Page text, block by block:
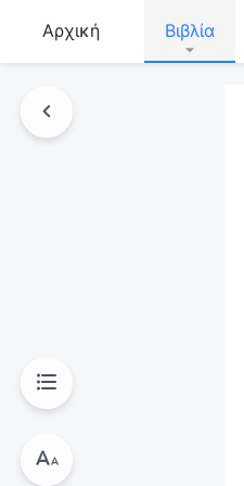
Αρχική Βιβλία